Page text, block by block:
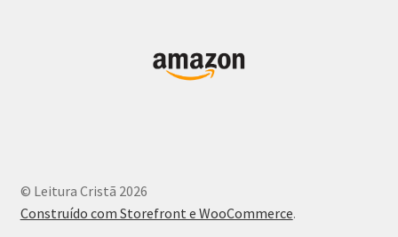
© Leitura Cristã 2026
Construído com Storefront e WooCommerce.